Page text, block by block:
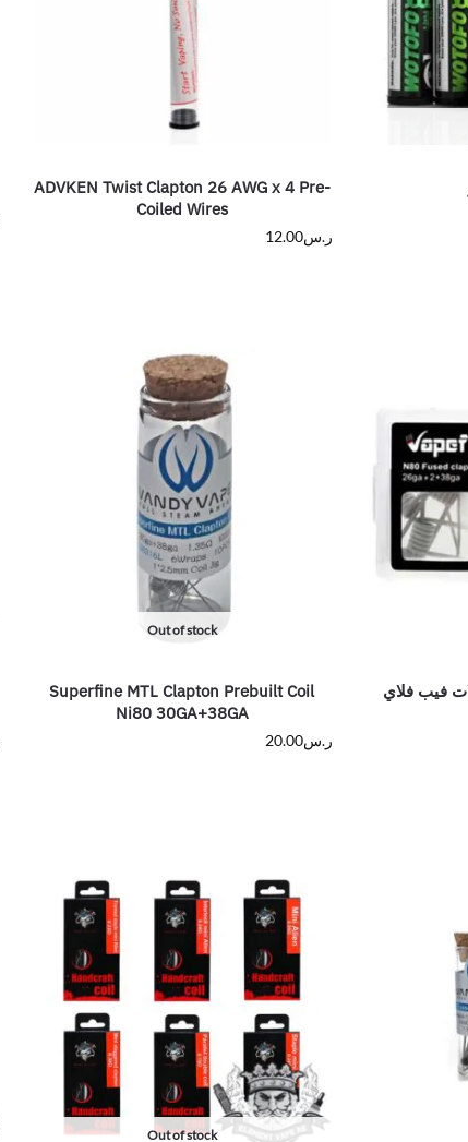
ADVKEN Twist Clapton 26 AWG x 4 Pre-
Coiled Wires
ر.س12.00
Out of stock
Superfine MTL Clapton Prebuilt Coil
Ni80 30GA+38GA
ر.س20.00
Out of stock